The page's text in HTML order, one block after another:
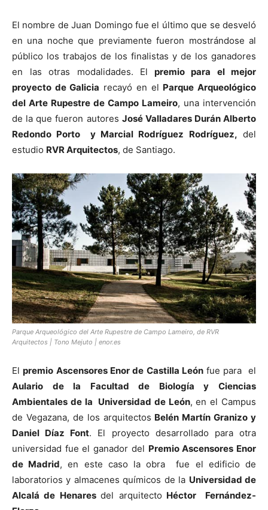
El nombre de Juan Domingo fue el último que se desveló
en una noche que previamente fueron mostrándose al
público los trabajos de los finalistas y de los ganadores
en las otras modalidades. El premio para el mejor
proyecto de Galicia recayó en el Parque Arqueológico
del Arte Rupestre de Campo Lameiro, una intervención
de la que fueron autores José Valladares Durán Alberto
Redondo Porto y Marcial Rodríguez Rodríguez, del
estudio RVR Arquitectos, de Santiago.
Parque Arqueológico del Arte Rupestre de Campo Lameiro, de RVR
Arquitectos | Tono Mejuto | enor.es
Elpremio Ascensores Enor de Castilla Leónfue para el
Aulario de la Facultad de Biología y Ciencias
Ambientales de la Universidad de León, en el Campus
de Vegazana, de los arquitectos Belén Martín Granizo y
Daniel Díaz Font. El proyecto desarrollado para otra
universidad fue el ganador del Premio Ascensores Enor
de Madrid, en este caso la obra fue el edificio de
laboratorios y almacenes químicos de la Universidad de
Alcalá de Henaresdel arquitecto Héctor Fernández-